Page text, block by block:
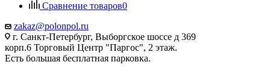
Сравнение товаров0
zakaz@polonpol.ru
г. Санкт-Петербург, Выборгское шоссе д 369
корп.6 Торговый Центр "Паргос", 2 этаж.
Есть большая бесплатная парковка.